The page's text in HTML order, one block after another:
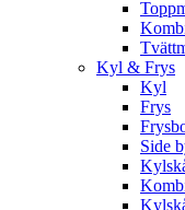
Kyl & Frys
Kyl
Frys
Side